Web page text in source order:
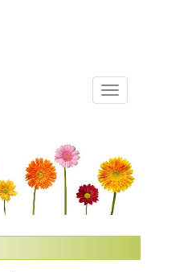
Toggle
navigation